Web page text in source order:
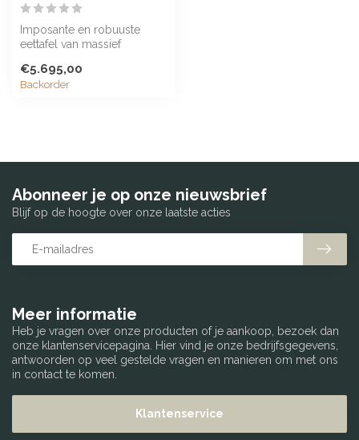
Imposante en robuuste
eettafel van massief
€5.695,00
Backorder
Meer informatie
Heb je vragen over onze producten of je aankoop, bezoek dan
onze klantenservicepagina. Hier vind je onze bedrijfsgegevens,
antwoorden op veel gestelde vragen en manieren om met ons
in contact te komen.
Klantenservice
Abonneer je op onze nieuwsbrief
Blijf op de hoogte over onze laatste acties